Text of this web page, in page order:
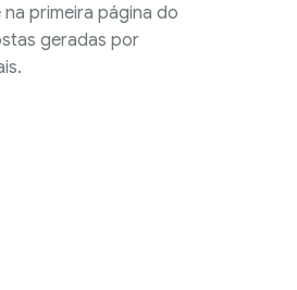
primeira página do
geradas por